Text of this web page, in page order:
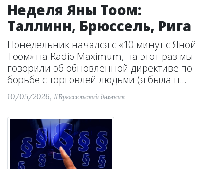
Неделя Яны Тоом:
Таллинн, Брюссель, Рига
Понедельник начался с «10 минут с Яной
Тоом» на Radio Maximum, на этот раз мы
говорили об обновленной директиве по
борьбе с торговлей людьми (я была п...
10/05/2026, #Брюссельский дневник